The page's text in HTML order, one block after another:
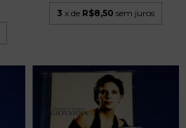
3 x de R$8,50 sem juros